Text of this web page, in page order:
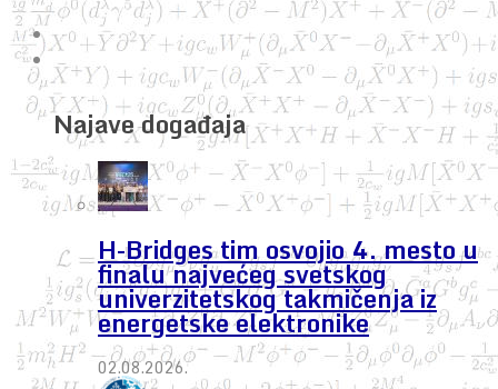
Najave događaja
H-Bridges tim osvojio 4. mesto u
finalu najvećeg svetskog
univerzitetskog takmičenja iz
energetske elektronike
02.08.2026.